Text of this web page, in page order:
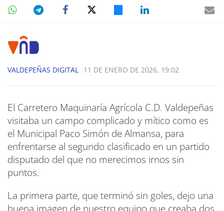
VALDEPEÑAS DIGITAL 11 DE ENERO DE 2026, 19:02
El Carretero Maquinaría Agrícola C.D. Valdepeñas
visitaba un campo complicado y mítico como es
el Municipal Paco Simón de Almansa, para
enfrentarse al segundo clasificado en un partido
disputado del que no merecimos irnos sin
puntos.
La primera parte, que terminó sin goles, dejo una
buena imagen de nuestro equipo que creaba dos